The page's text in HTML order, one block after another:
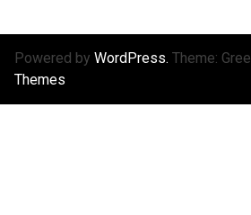
Powered by WordPress. Theme:
Themes